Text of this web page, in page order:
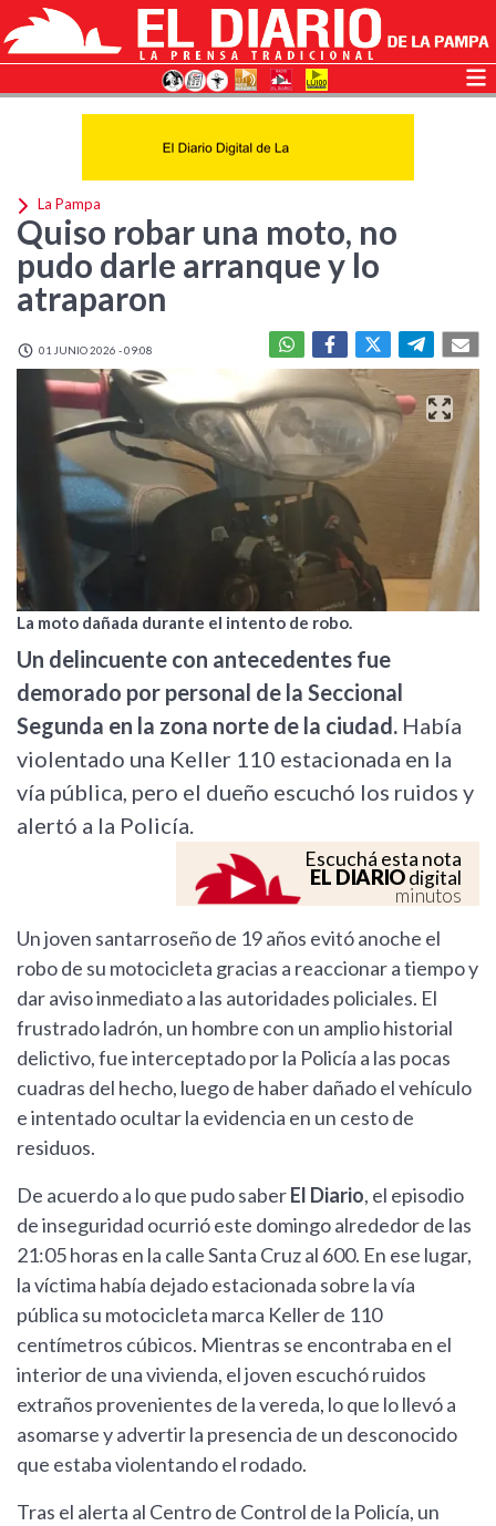
La Pampa
Quiso robar una moto, no
pudo darle arranque y lo
atraparon
01 JUNIO 2026 - 09:08
La moto dañada durante el intento de robo.
Un delincuente con antecedentes fue
demorado por personal de la Seccional
Segunda en la zona norte de la ciudad. Había
violentado una Keller 110 estacionada en la
vía pública, pero el dueño escuchó los ruidos y
alertó a la Policía.
Escuchá esta nota
EL DIARIOdigital
minutos
Un joven santarroseño de 19 años evitó anoche el
robo de su motocicleta gracias a reaccionar a tiempo y
dar aviso inmediato a las autoridades policiales. El
frustrado ladrón, un hombre con un amplio historial
delictivo, fue interceptado por la Policía a las pocas
cuadras del hecho, luego de haber dañado el vehículo
e intentado ocultar la evidencia en un cesto de
residuos.
De acuerdo a lo que pudo saberEl Diario, el episodio
de inseguridad ocurrió este domingo alrededor de las
21:05 horas en la calle Santa Cruz al 600. En ese lugar,
la víctima había dejado estacionada sobre la vía
pública su motocicleta marca Keller de 110
centímetros cúbicos. Mientras se encontraba en el
interior de una vivienda, el joven escuchó ruidos
extraños provenientes de la vereda, lo que lo llevó a
asomarse y advertir la presencia de un desconocido
que estaba violentando el rodado.
Tras el alerta al Centro de Control de la Policía, un